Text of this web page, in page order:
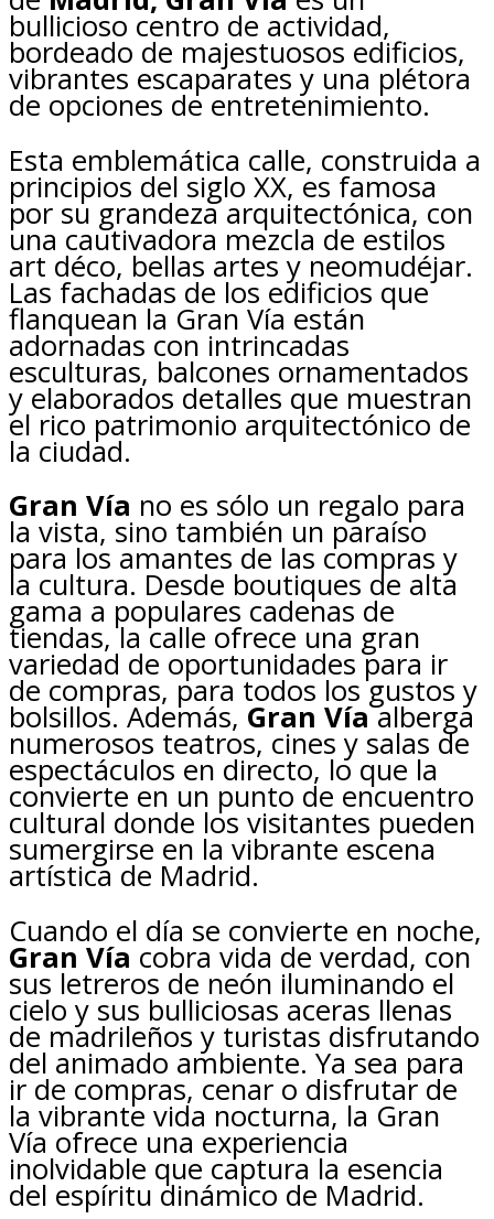
bullicioso centro de actividad,
bordeado de majestuosos edificios,
vibrantes escaparates y una plétora
de opciones de entretenimiento.
Esta emblemática calle, construida a
principios del siglo XX, es famosa
por su grandeza arquitectónica, con
una cautivadora mezcla de estilos
art déco, bellas artes y neomudéjar.
Las fachadas de los edificios que
flanquean la Gran Vía están
adornadas con intrincadas
esculturas, balcones ornamentados
y elaborados detalles que muestran
el rico patrimonio arquitectónico de
la ciudad.
Gran Vía no es sólo un regalo para
la vista, sino también un paraíso
para los amantes de las compras y
la cultura. Desde boutiques de alta
gama a populares cadenas de
tiendas, la calle ofrece una gran
variedad de oportunidades para ir
de compras, para todos los gustos y
bolsillos. Además, Gran Víaalberga
numerosos teatros, cines y salas de
espectáculos en directo, lo que la
convierte en un punto de encuentro
cultural donde los visitantes pueden
sumergirse en la vibrante escena
artística de Madrid.
Cuando el día se convierte en noche,
Gran Vía cobra vida de verdad, con
sus letreros de neón iluminando el
cielo y sus bulliciosas aceras llenas
de madrileños y turistas disfrutando
del animado ambiente. Ya sea para
ir de compras, cenar o disfrutar de
la vibrante vida nocturna, la Gran
Vía ofrece una experiencia
inolvidable que captura la esencia
del espíritu dinámico de Madrid.